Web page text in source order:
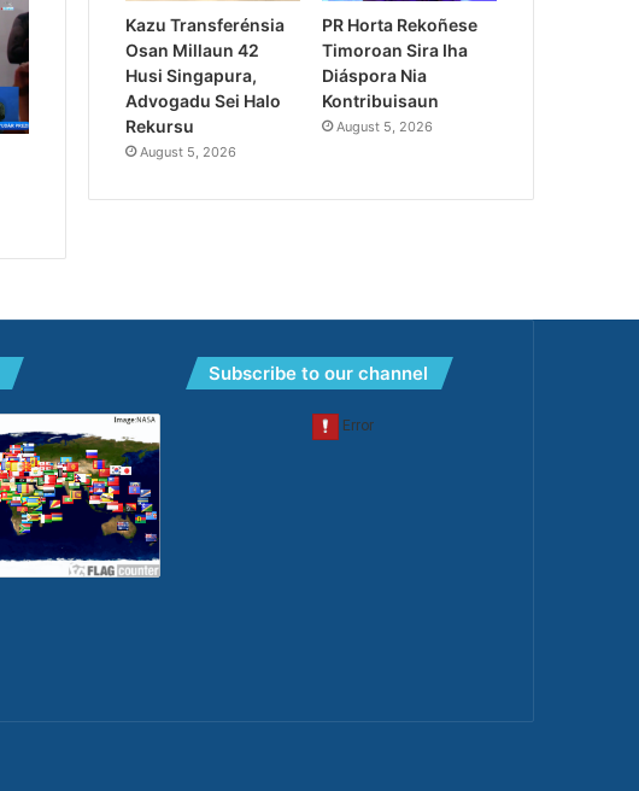
Kazu Transferénsia
Osan Millaun 42
Husi Singapura,
Advogadu Sei Halo
Rekursu
August 5, 2026
PR Horta Rekoñese
Timoroan Sira Iha
Diáspora Nia
Kontribuisaun
August 5, 2026
Subscribe to our channel